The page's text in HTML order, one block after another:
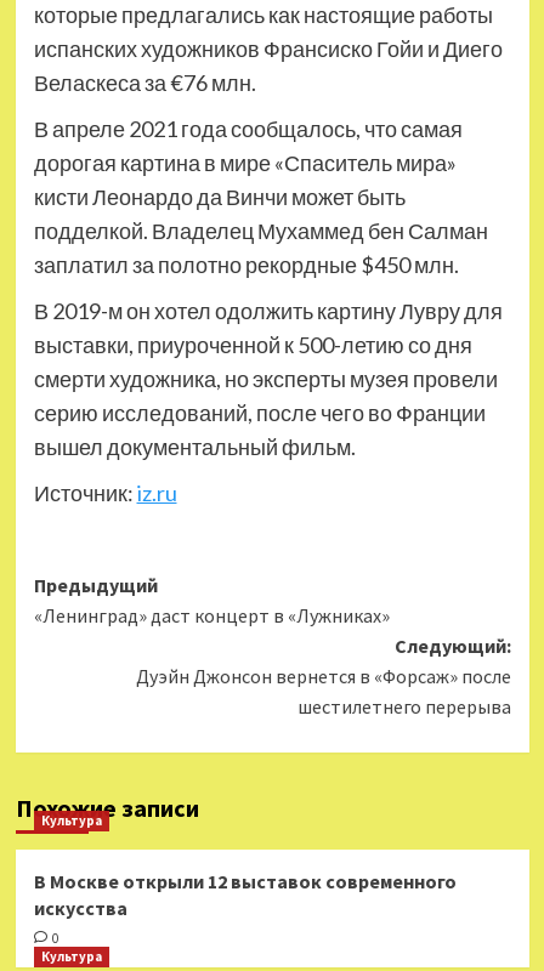
которые предлагались как настоящие работы
испанских художников Франсиско Гойи и Диего
Веласкеса за €76 млн.
В апреле 2021 года сообщалось, что самая
дорогая картина в мире «Спаситель мира»
кисти Леонардо да Винчи может быть
подделкой. Владелец Мухаммед бен Салман
заплатил за полотно рекордные $450 млн.
В 2019-м он хотел одолжить картину Лувру для
выставки, приуроченной к 500-летию со дня
смерти художника, но эксперты музея провели
серию исследований, после чего во Франции
вышел документальный фильм.
Источник:iz.ru
Навигация
записи
Предыдущий
«Ленинград» даст концерт в «Лужниках»
Следующий:
Дуэйн Джонсон вернется в «Форсаж» после
шестилетнего перерыва
Похожие записи
Культура
В Москве открыли 12 выставок современного
искусства
0
Культура